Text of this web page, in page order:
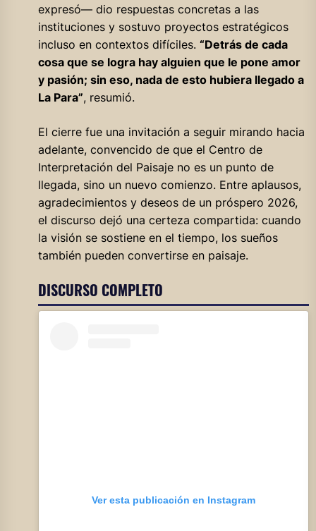
expresó— dio respuestas concretas a las
instituciones y sostuvo proyectos estratégicos
incluso en contextos difíciles. “Detrás de cada
cosa que se logra hay alguien que le pone amor
y pasión; sin eso, nada de esto hubiera llegado a
La Para”, resumió.
El cierre fue una invitación a seguir mirando hacia
adelante, convencido de que el Centro de
Interpretación del Paisaje no es un punto de
llegada, sino un nuevo comienzo. Entre aplausos,
agradecimientos y deseos de un próspero 2026,
el discurso dejó una certeza compartida: cuando
la visión se sostiene en el tiempo, los sueños
también pueden convertirse en paisaje.
DISCURSO COMPLETO
Ver esta publicación en Instagram